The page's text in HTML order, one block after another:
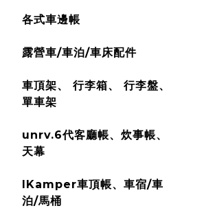
各式車邊帳
露營車/車泊/車床配件
車頂架、 行李箱、 行李盤、
單車架
unrv.6代客廳帳、炊事帳、
天幕
IKamper車頂帳、車宿/車
泊/馬桶